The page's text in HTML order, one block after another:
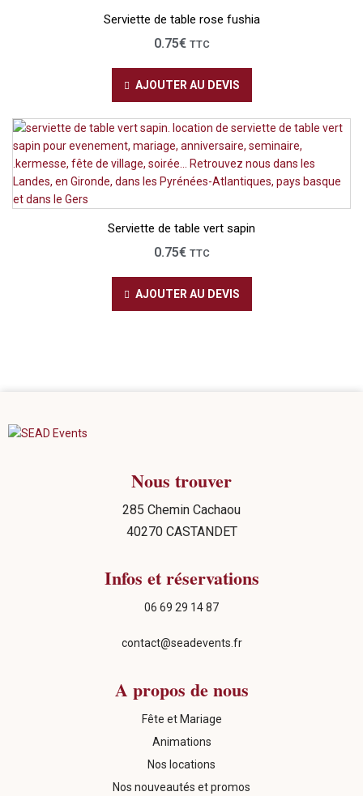
Serviette de table rose fushia
0.75€ TTC
AJOUTER AU DEVIS
Serviette de table vert sapin
0.75€ TTC
AJOUTER AU DEVIS
Nous trouver
285 Chemin Cachaou
40270 CASTANDET
Infos et réservations
06 69 29 14 87
contact@seadevents.fr
A propos de nous
Fête et Mariage
Animations
Nos locations
Nos nouveautés et promos